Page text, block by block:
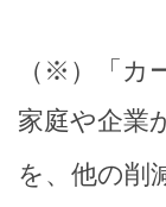
（※）「カ
家庭や企業
を、他の削